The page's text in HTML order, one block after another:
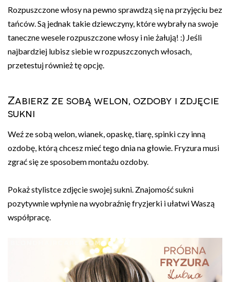
Rozpuszczone włosy na pewno sprawdzą się na przyjęciu bez
tańców. Są jednak takie dziewczyny, które wybrały na swoje
taneczne wesele rozpuszczone włosy i nie żałują! :) Jeśli
najbardziej lubisz siebie w rozpuszczonych włosach,
przetestuj również tę opcję.
Zabierz ze sobą welon, ozdoby i zdjęcie
sukni
Weź ze sobą welon, wianek, opaskę, tiarę, spinki czy inną
ozdobę, którą chcesz mieć tego dnia na głowie. Fryzura musi
zgrać się ze sposobem montażu ozdoby.
Pokaż stylistce zdjęcie swojej sukni. Znajomość sukni
pozytywnie wpłynie na wyobraźnię fryzjerki i ułatwi Waszą
współpracę.